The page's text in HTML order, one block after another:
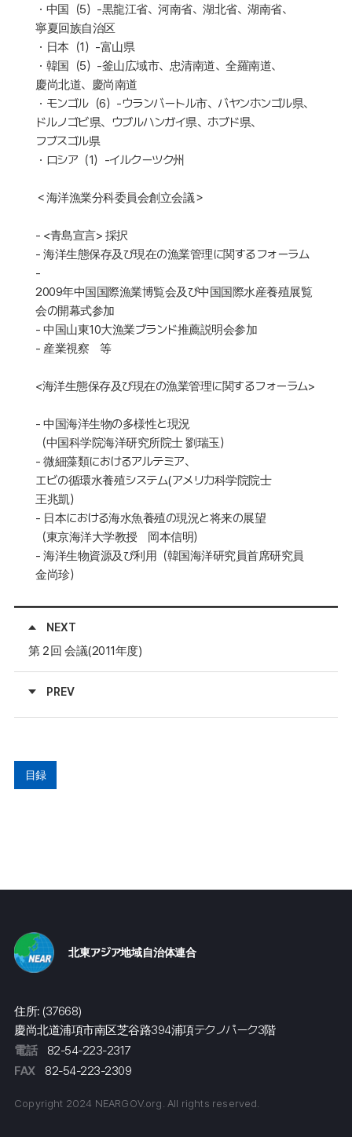
・中国（5）-黒龍江省、河南省、湖北省、湖南省、
寧夏回族自治区
・日本（1）-富山県
・韓国（5）-釜山広域市、忠清南道、全羅南道、
慶尚北道、慶尚南道
・モンゴル（6）-ウランバートル市、バヤンホンゴル県、
ドルノゴビ県、ウブルハンガイ県、ホブド県、
フブスゴル県
・ロシア（1）-イルクーツク州
＜海洋漁業分科委員会創立会議＞
- <青島宣言> 採択
- 海洋生態保存及び現在の漁業管理に関するフォーラム
-
2009年中国国際漁業博覧会及び中国国際水産養殖展覧
会の開幕式参加
- 中国山東10大漁業ブランド推薦説明会参加
- 産業視察 等
<海洋生態保存及び現在の漁業管理に関するフォーラム>
- 中国海洋生物の多様性と現況
（中国科学院海洋研究所院士 劉瑞玉）
- 微細藻類におけるアルテミア、
エビの循環水養殖システム(アメリカ科学院院士
王兆凱）
- 日本における海水魚養殖の現況と将来の展望
（東京海洋大学教授 岡本信明）
- 海洋生物資源及び利用（韓国海洋研究員首席研究員
金尚珍）
NEXT
第２回 会議(2011年度)
PREV
目録
北東アジア地域自治体連合
住所: (37668)
慶尚北道浦項市南区芝谷路394浦項テクノパーク3階
電話
82-54-223-2317
FAX
82-54-223-2309
Copyright 2024 NEARGOV.org. All rights reserved.